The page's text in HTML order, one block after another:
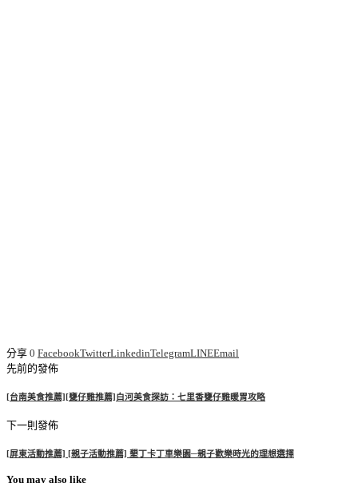
分享 0 FacebookTwitterLinkedinTelegramLINEEmail
先前的發佈
[台南美食推薦][甕仔雞推薦]白河美食探訪：七里香甕仔雞暖胃攻略
下一則發佈
[屏東活動推薦] [親子活動推薦] 墾丁卡丁車樂園─親子歡樂時光的理想選擇
You may also like